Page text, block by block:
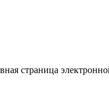
страница